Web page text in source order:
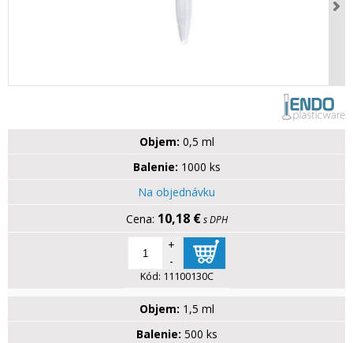
Objem: 0,5 ml
Balenie: 1000 ks
Na objednávku
10,18 € s DPH
+
-
Kód: 11100130C
Objem: 1,5 ml
Balenie: 500 ks